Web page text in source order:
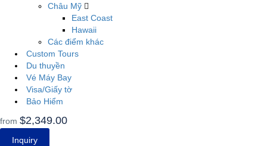
Châu Mỹ
East Coast
Hawaii
Các điểm khác
Custom Tours
Du thuyền
Vé Máy Bay
Visa/Giấy tờ
Bảo Hiểm
from $2,349.00
Inquiry